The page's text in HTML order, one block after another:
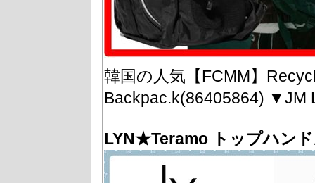
韓国の人気【FCMM】
Backpac.k(86405864)
LYN★Teramo トップハン